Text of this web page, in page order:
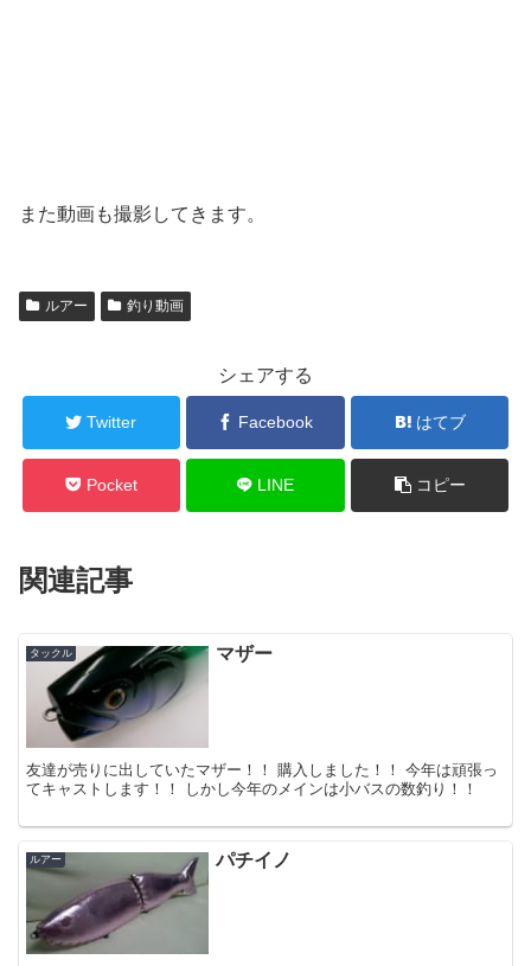
また動画も撮影してきます。
ルアー 釣り動画
シェアする
Twitter Facebook はてブ
Pocket LINE コピー
関連記事
タックル マザー
友達が売りに出していたマザー！！ 購入しました！！ 今年は頑張っ
てキャストします！！ しかし今年のメインは小バスの数釣り！！
ルアー パチイノ